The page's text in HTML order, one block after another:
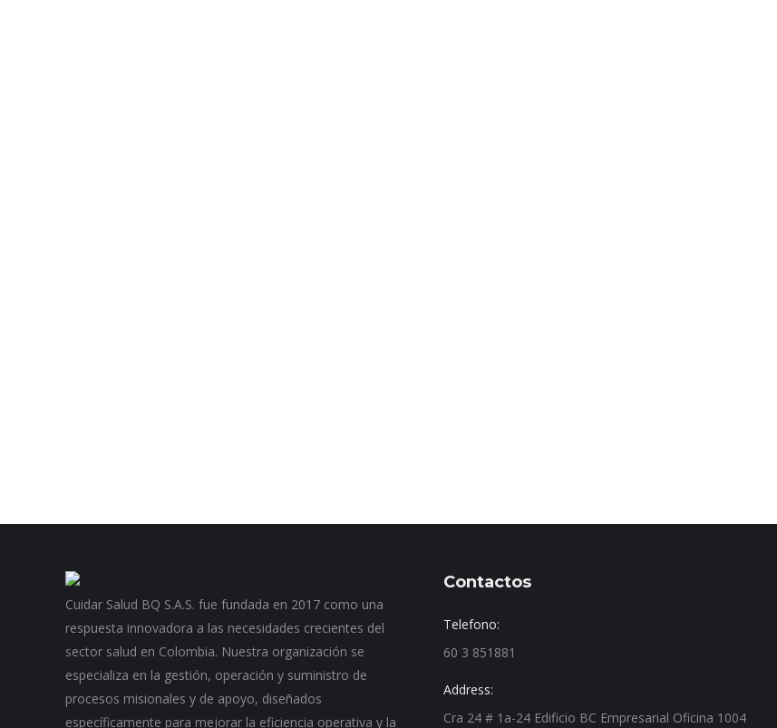
Cuidar Salud BQ S.A.S. fue fundada en 2017 como una
respuesta innovadora a las necesidades crecientes del
sector salud en Colombia. Nuestra organización se
especializa en la gestión, operación y suministro de
procesos misionales y de apoyo, diseñados
específicamente para mejorar la eficiencia operativa y la
Contactos
Telefono:
60 3 851881
Address:
Cra 24 # 1a-24 Edificio BC Empresarial Oficina 1004